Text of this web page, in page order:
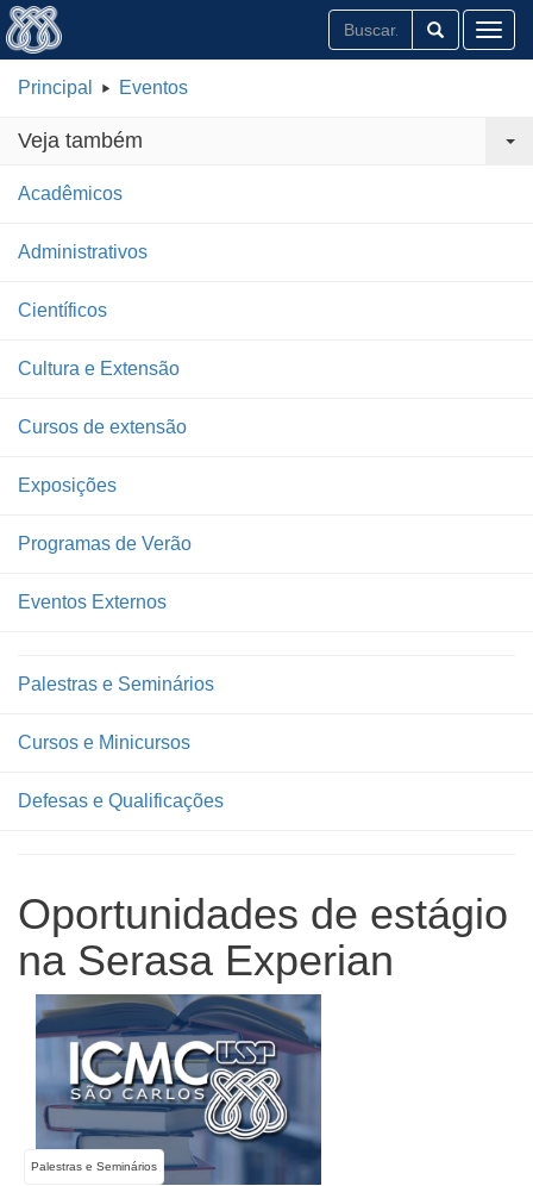
Principal Eventos
Veja também
Acadêmicos
Administrativos
Científicos
Cultura e Extensão
Cursos de extensão
Exposições
Programas de Verão
Eventos Externos
Palestras e Seminários
Cursos e Minicursos
Defesas e Qualificações
Oportunidades de estágio
na Serasa Experian
Palestras e Seminários